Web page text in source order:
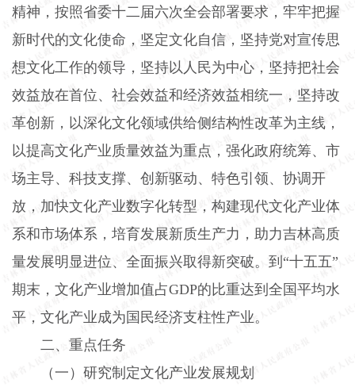
精神，按照省委十二届六次全会部署要求，牢牢把握
新时代的文化使命，坚定文化自信，坚持党对宣传思
想文化工作的领导，坚持以人民为中心，坚持把社会
效益放在首位、社会效益和经济效益相统一，坚持改
革创新，以深化文化领域供给侧结构性改革为主线，
以提高文化产业质量效益为重点，强化政府统筹、市
场主导、科技支撑、创新驱动、特色引领、协调开
放，加快文化产业数字化转型，构建现代文化产业体
系和市场体系，培育发展新质生产力，助力吉林高质
量发展明显进位、全面振兴取得新突破。到“十五五”
期末，文化产业增加值占GDP的比重达到全国平均水
平，文化产业成为国民经济支柱性产业。
二、重点任务
（一）研究制定文化产业发展规划